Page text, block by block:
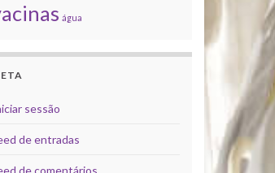
água
sessão
de entradas
de comentários